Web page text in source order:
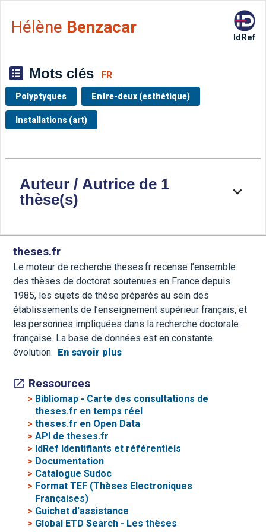
Hélène Benzacar
IdRef
Mots clés FR
Polyptyques Entre-deux (esthétique)
Installations (art)
Auteur / Autrice de 1
thèse(s)
theses.fr
Le moteur de recherche theses.fr recense l’ensemble
des thèses de doctorat soutenues en France depuis
1985, les sujets de thèse préparés au sein des
établissements de l’enseignement supérieur français, et
les personnes impliquées dans la recherche doctorale
française. La base de données est en constante
évolution.
En savoir plus
Ressources
> Bibliomap - Carte des consultations de
theses.fr en temps réel
>theses.fr en Open Data
>API de theses.fr
> IdRef Identifiants et référentiels
> Documentation
> Catalogue Sudoc
> Format TEF (Thèses Electroniques
Françaises)
> Guichet d'assistance
> Global ETD Search - Les thèses